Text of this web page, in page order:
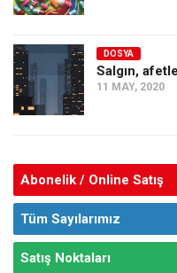
DOSYA
Salgın,
11 MAY, 2020
Abonelik / Online Satış
Tüm Sayılarımız
Satış Noktaları